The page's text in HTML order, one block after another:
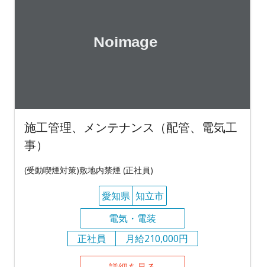
施工管理、メンテナンス（配管、電気工
事）
(受動喫煙対策)敷地内禁煙 (正社員)
愛知県 知立市
電気・電装
正社員
月給210,000円